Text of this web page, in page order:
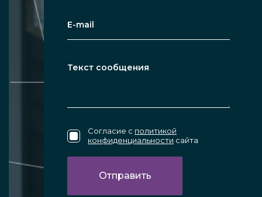
Согласие с политикой
конфиденциальности сайта